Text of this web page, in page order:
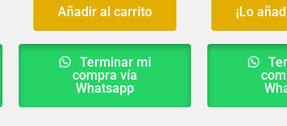
Añadir al carrito
Terminar mi
compra vía
Whatsapp
¡Lo